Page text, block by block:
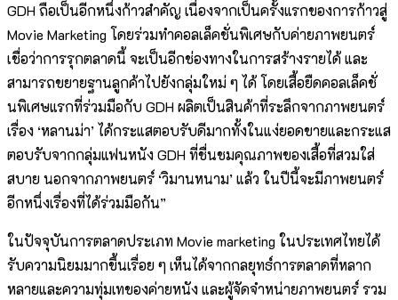
GDH ถือเป็นอีกหนึ่งก้าวสำคัญ เนื่องจากเป็นครั้งแรกของการก้าวสู่
Movie Marketing โดยร่วมทำคอลเล็คชั่นพิเศษกับค่ายภาพยนตร์
เชื่อว่าการรุกตลาดนี้ จะเป็นอีกช่องทางในการสร้างรายได้ และ
สามารถขยายฐานลูกค้าไปยังกลุ่มใหม่ ๆ ได้ โดยเสื้อยืดคอลเล็คชั่
นพิเศษแรกที่ร่วมมือกับ GDH ผลิตเป็นสินค้าที่ระลึกจากภาพยนตร์
เรื่อง ‘หลานม่า’ ได้กระแสตอบรับดีมากทั้งในแง่ยอดขายและกระแส
ตอบรับจากกลุ่มแฟนหนัง GDH ที่ชื่นชมคุณภาพของเสื้อที่สวมใส่
สบาย นอกจากภาพยนตร์ ‘วิมานหนาม’ แล้ว ในปีนี้จะมีภาพยนตร์
อีกหนึ่งเรื่องที่ได้ร่วมมือกัน”
ในปัจจุบันการตลาดประเภท Movie marketing ในประเทศไทยได้
รับความนิยมมากขึ้นเรื่อย ๆ เห็นได้จากกลยุทธ์การตลาดที่หลาก
หลายและความทุ่มเทของค่ายหนัง และผู้จัดจำหน่ายภาพยนตร์ รวม